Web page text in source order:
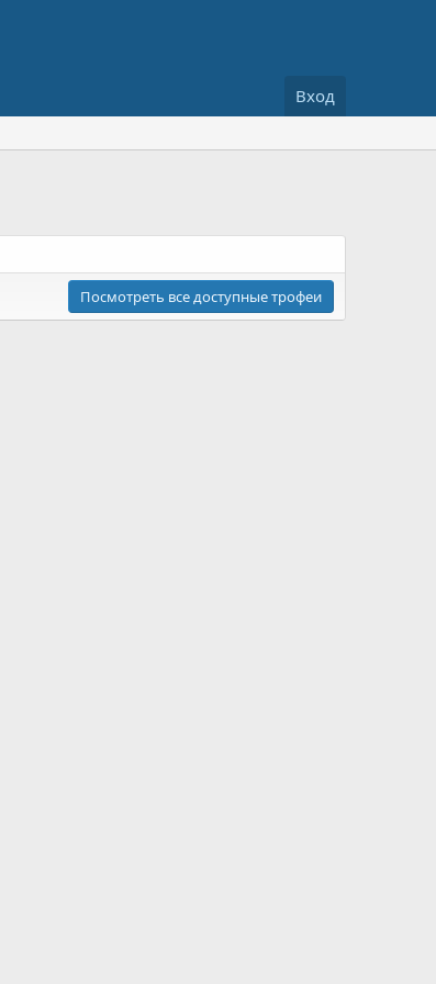
Вход
Посмотреть все доступные трофеи